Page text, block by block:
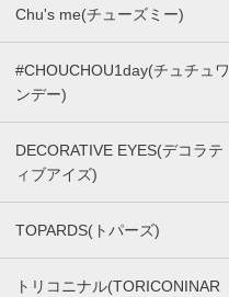
Chu's me(チューズミー)
#CHOUCHOU1day(チュチュワ
ンデー)
DECORATIVE EYES(デコラテ
ィブアイズ)
TOPARDS(トパーズ)
トリコニナル(TORICONINAR